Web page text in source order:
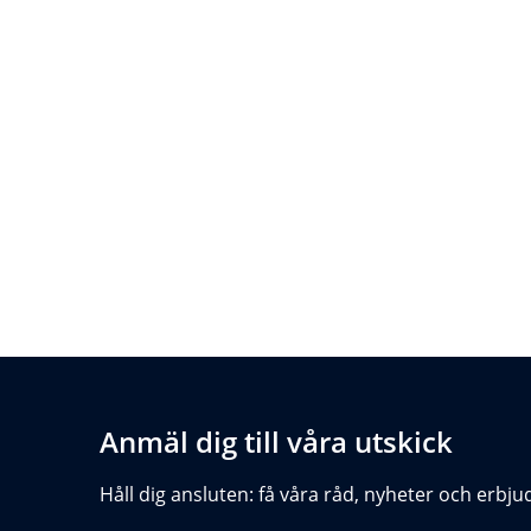
Anmäl dig till våra utskick
Håll dig ansluten: få våra råd, nyheter och